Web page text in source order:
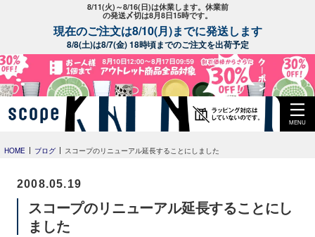
8/11(火)～8/16(日)は休業します。休業前
の発送〆切は8月8日15時です。
現在のご注文は8/10(月)までに発送します
8/8(土)は8/7(金) 18時頃までのご注文を出荷予定
MENU
HOME ブログ スコープのリニューアル延長することにしました
2008.05.19
スコープのリニューアル延長することにし
ました